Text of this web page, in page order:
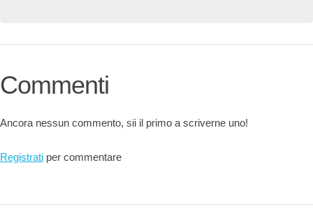
Commenti
Ancora nessun commento, sii il primo a scriverne uno!
Registrati per commentare